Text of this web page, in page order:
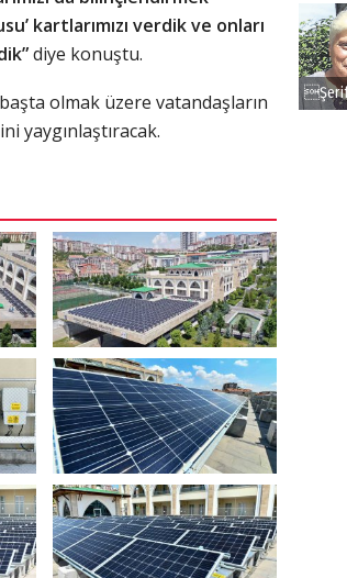
kartlarımızı verdik ve onları
diye konuştu.
olmak üzere vatandaşların
yaygınlaştıracak.